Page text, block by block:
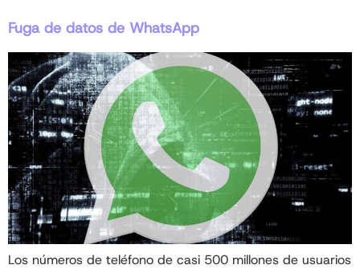
Fuga de datos de WhatsApp
Los números de teléfono de casi 500 millones de usuarios